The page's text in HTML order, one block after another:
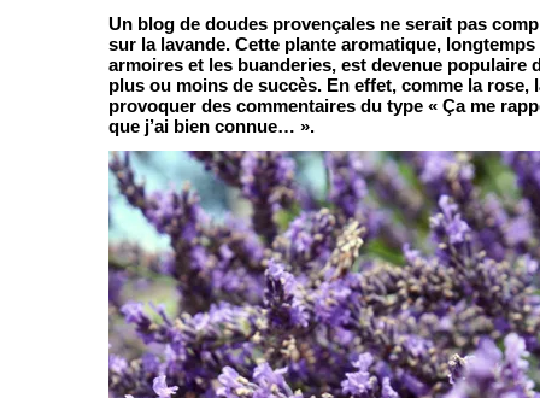
Un blog de doudes provençales ne serait pas
sur la lavande. Cette plante aromatique,
armoires et les buanderies, est devenue populaire
plus ou moins de succès. En effet, comme la rose,
provoquer des commentaires du type « Ça me
que j’ai bien connue… ».